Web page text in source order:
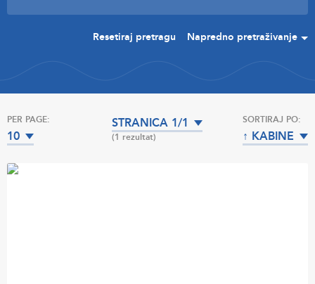
Resetiraj pretragu Napredno pretraživanje
PER PAGE:
10
STRANICA 1/1
(1 rezultat)
SORTIRAJ PO:
↑ KABINE